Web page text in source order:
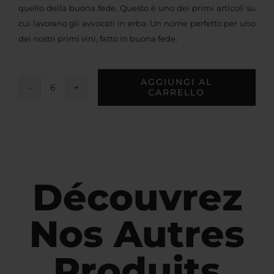
quello della buona fede. Questo è uno dei primi articoli su
cui lavorano gli avvocati in erba. Un nome perfetto per uno
dei nostri primi vini, fatto in buona fede.
1134
AGGIUNGI AL
CARRELLO
Découvrez
Nos Autres